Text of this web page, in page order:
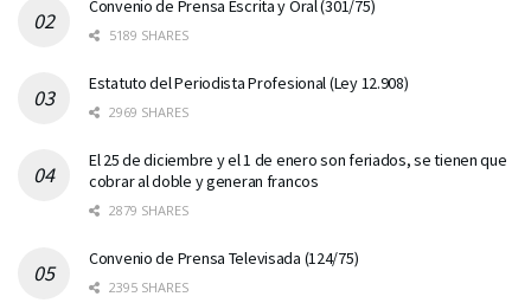
Convenio de Prensa Escrita y Oral (301/75)
5189 SHARES
Estatuto del Periodista Profesional (Ley 12.908)
2969 SHARES
El 25 de diciembre y el 1 de enero son feriados, se tienen que
cobrar al doble y generan francos
2879 SHARES
Convenio de Prensa Televisada (124/75)
2395 SHARES